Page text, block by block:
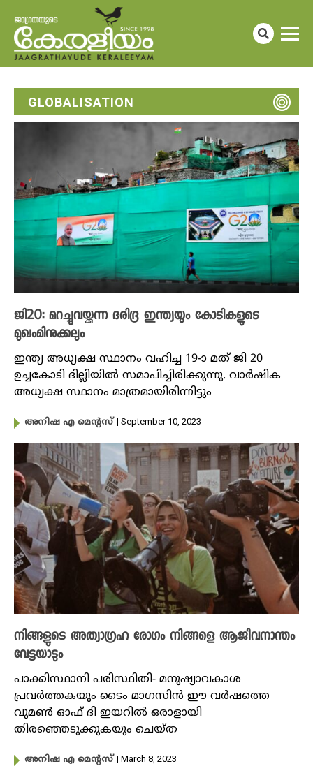
GLOBALISATION
ജി20: മറച്ചുവയ്ക്കുന്ന ദരിദ്ര ഇന്ത്യയും കോടികളുടെ
മുഖംമിനുക്കലും
ഇന്ത്യ അധ്യക്ഷ സ്ഥാനം വഹിച്ച 19-ാ മത് ജി 20
ഉച്ചകോടി ദില്ലിയിൽ സമാപിച്ചിരിക്കുന്നു. വാർഷിക
അധ്യക്ഷ സ്ഥാനം മാത്രമായിരിന്നിട്ടും
അനിഷ എ മെന്റസ് | September 10, 2023
നിങ്ങളുടെ അത്യാഗ്രഹ രോഗം നിങ്ങളെ ആജീവനാന്തം
വേട്ടയാടും
പാക്കിസ്ഥാനി പരിസ്ഥിതി- മനുഷ്യാവകാശ
പ്രവർത്തകയും ടൈം മാഗസിൻ ഈ വർഷത്തെ
വുമൺ ഓഫ് ദി ഇയറിൽ ഒരാളായി
തിരഞ്ഞെടുക്കുകയും ചെയ്ത
അനിഷ എ മെന്റസ് | March 8, 2023